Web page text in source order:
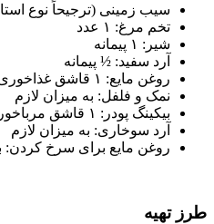
سیب زمینی (ترجیحاً نوع استانبولی):
تخم مرغ: ۱ عدد
شیر: ۱ پیمانه
آرد سفید: ½ پیمانه
روغن مایع: ۱ قاشق غذاخوری (برای مایه)
نمک و فلفل: به میزان لازم
بیکینگ پودر: ۱ قاشق مرباخوری
آرد سوخاری: به میزان لازم
روغن مایع برای سرخ کردن:
طرز تهیه